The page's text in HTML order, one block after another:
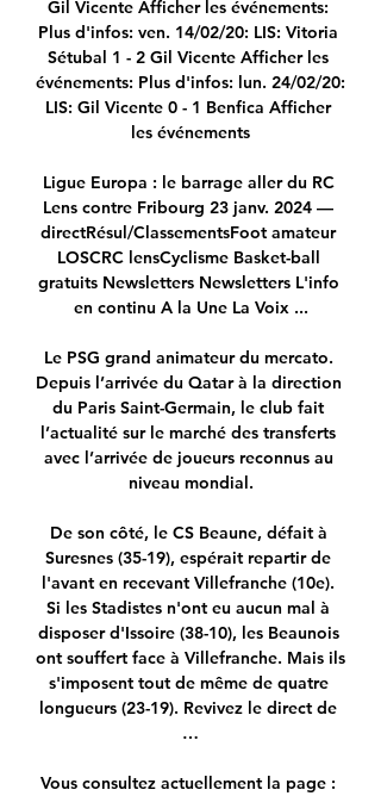
Gil Vicente Afficher les événements:
Plus d'infos: ven. 14/02/20: LIS: Vitoria
Sétubal 1 - 2 Gil Vicente Afficher les
événements: Plus d'infos: lun. 24/02/20:
LIS: Gil Vicente 0 - 1 Benfica Afficher
les événements
Ligue Europa : le barrage aller du RC
Lens contre Fribourg 23 janv. 2024 —
directRésul/ClassementsFoot amateur
LOSCRC lensCyclisme Basket-ball
gratuits Newsletters Newsletters L'info
en continu A la Une La Voix ...
Le PSG grand animateur du mercato.
Depuis l’arrivée du Qatar à la direction
du Paris Saint-Germain, le club fait
l’actualité sur le marché des transferts
avec l’arrivée de joueurs reconnus au
niveau mondial.
De son côté, le CS Beaune, défait à
Suresnes (35-19), espérait repartir de
l'avant en recevant Villefranche (10e).
Si les Stadistes n'ont eu aucun mal à
disposer d'Issoire (38-10), les Beaunois
ont souffert face à Villefranche. Mais ils
s'imposent tout de même de quatre
longueurs (23-19). Revivez le direct de
…
Vous consultez actuellement la page :